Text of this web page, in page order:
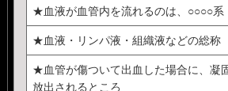
★血液が血管内を流れるのは、○○○○系
★血液・リンパ液・組織液などの総称
★血管が傷ついて出血した場合に、凝
放出されるところ